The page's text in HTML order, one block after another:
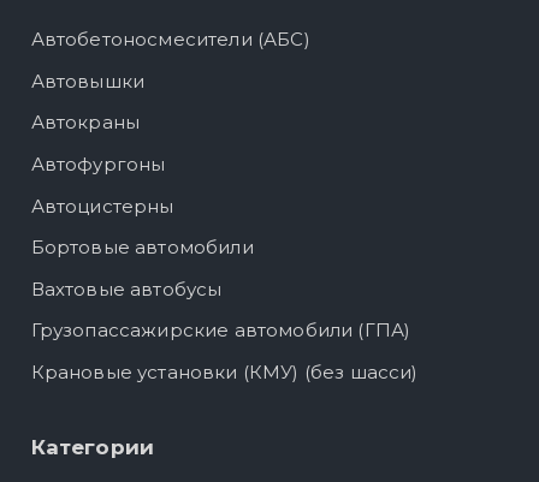
Автобетоносмесители (АБС)
Автовышки
Автокраны
Автофургоны
Автоцистерны
Бортовые автомобили
Вахтовые автобусы
Грузопассажирские автомобили (ГПА)
Крановые установки (КМУ) (без шасси)
Категории